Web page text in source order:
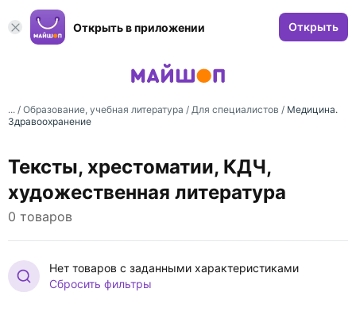
Открыть в приложении Открыть
... / Образование, учебная литература / Для специалистов / Медицина.
Здравоохранение
Тексты, хрестоматии, КДЧ,
художественная литература
0 товаров
Нет товаров с заданными характеристиками
Сбросить фильтры